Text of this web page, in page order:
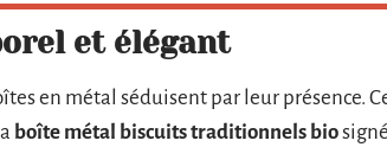
et élégant
en métal séduisent par leur présence.
boîte métal biscuits traditionnels bio